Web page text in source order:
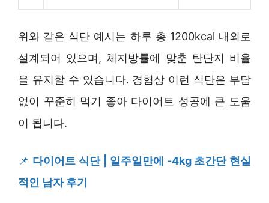
위와 같은 식단 예시는 하루 총 1200kcal 내외로
설계되어 있으며, 체지방률에 맞춘 탄단지 비율
을 유지할 수 있습니다. 경험상 이런 식단은 부담
없이 꾸준히 먹기 좋아 다이어트 성공에 큰 도움
이 됩니다.
📌 다이어트 식단 | 일주일만에 -4kg 초간단 현실
적인 남자 후기